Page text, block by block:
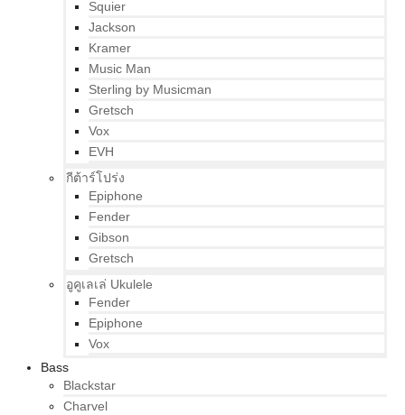
Squier
Jackson
Kramer
Music Man
Sterling by Musicman
Gretsch
Vox
EVH
กีต้าร์โปร่ง
Epiphone
Fender
Gibson
Gretsch
อูคูเลเล่ Ukulele
Fender
Epiphone
Vox
Bass
Blackstar
Charvel